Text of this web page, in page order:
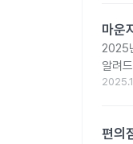
마운
2025
알려
편의